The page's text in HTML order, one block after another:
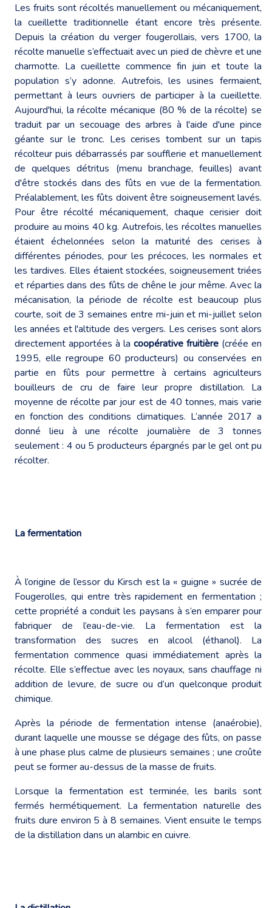
Les fruits sont récoltés manuellement ou mécaniquement,
la cueillette traditionnelle étant encore très présente.
Depuis la création du verger fougerollais, vers 1700, la
récolte manuelle s’effectuait avec un pied de chèvre et une
charmotte. La cueillette commence fin juin et toute la
population s’y adonne. Autrefois, les usines fermaient,
permettant à leurs ouvriers de participer à la cueillette.
Aujourd'hui, la récolte mécanique (80 % de la récolte) se
traduit par un secouage des arbres à l'aide d'une pince
géante sur le tronc. Les cerises tombent sur un tapis
récolteur puis débarrassés par soufflerie et manuellement
de quelques détritus (menu branchage, feuilles) avant
d'être stockés dans des fûts en vue de la fermentation.
Préalablement, les fûts doivent être soigneusement lavés.
Pour être récolté mécaniquement, chaque cerisier doit
produire au moins 40 kg. Autrefois, les récoltes manuelles
étaient échelonnées selon la maturité des cerises à
différentes périodes, pour les précoces, les normales et
les tardives. Elles étaient stockées, soigneusement triées
et réparties dans des fûts de chêne le jour même. Avec la
mécanisation, la période de récolte est beaucoup plus
courte, soit de 3 semaines entre mi-juin et mi-juillet selon
les années et l'altitude des vergers. Les cerises sont alors
directement apportées à la coopérative fruitière (créée en
1995, elle regroupe 60 producteurs) ou conservées en
partie en fûts pour permettre à certains agriculteurs
bouilleurs de cru de faire leur propre distillation. La
moyenne de récolte par jour est de 40 tonnes, mais varie
en fonction des conditions climatiques. L’année 2017 a
donné lieu à une récolte journalière de 3 tonnes
seulement : 4 ou 5 producteurs épargnés par le gel ont pu
récolter.
La fermentation
À l’origine de l’essor du Kirsch est la « guigne » sucrée de
Fougerolles, qui entre très rapidement en fermentation ;
cette propriété a conduit les paysans à s’en emparer pour
fabriquer de l’eau-de-vie. La fermentation est la
transformation des sucres en alcool (éthanol). La
fermentation commence quasi immédiatement après la
récolte. Elle s’effectue avec les noyaux, sans chauffage ni
addition de levure, de sucre ou d’un quelconque produit
chimique.
Après la période de fermentation intense (anaérobie),
durant laquelle une mousse se dégage des fûts, on passe
à une phase plus calme de plusieurs semaines ; une croûte
peut se former au-dessus de la masse de fruits.
Lorsque la fermentation est terminée, les barils sont
fermés hermétiquement. La fermentation naturelle des
fruits dure environ 5 à 8 semaines. Vient ensuite le temps
de la distillation dans un alambic en cuivre.